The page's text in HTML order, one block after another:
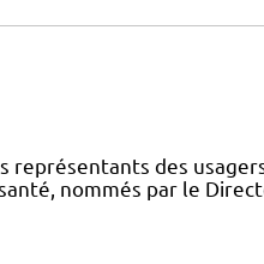
représentants des
nommés par le